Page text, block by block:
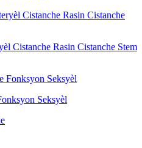
Cistanche Rasin Cistanche Stem
Seksyèl